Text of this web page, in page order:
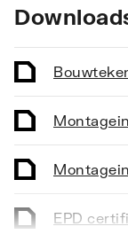
g
Basiskleur
Aantal
EPD